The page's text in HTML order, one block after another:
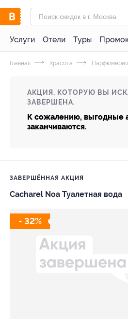
Услуги Отели Туры
Главная Красота
АКЦИЯ, КОТОРУЮ ВЫ
ЗАВЕРШЕНА.
К сожалению, выгодные
заканчиваются.
ЗАВЕРШЁННАЯ АКЦИЯ
Cacharel Noa Туалетная вода
- 32%